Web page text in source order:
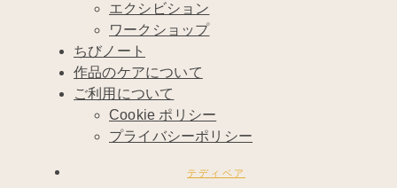
エクシビション
ワークショップ
ちびノート
作品のケアについて
ご利用について
Cookie ポリシー
プライバシーポリシー
テディベア